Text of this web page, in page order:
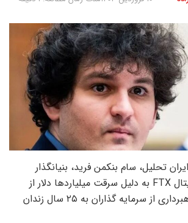
تحلیل، سام بنکمن فرید، بنیانگذار
صرافی ارزهای دیجیتال FTX به دلیل سرقت میلیاردها دلار از
مشتریان خود و کلاهبرداری از سرمایه گذاران به ۲۵ سال زندان